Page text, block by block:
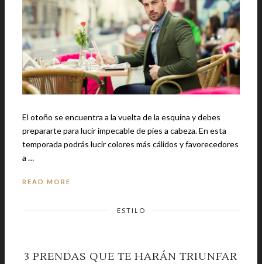
El otoño se encuentra a la vuelta de la esquina y debes
prepararte para lucir impecable de pies a cabeza. En esta
temporada podrás lucir colores más cálidos y favorecedores
a …
READ MORE
ESTILO
3 PRENDAS QUE TE HARÁN TRIUNFAR